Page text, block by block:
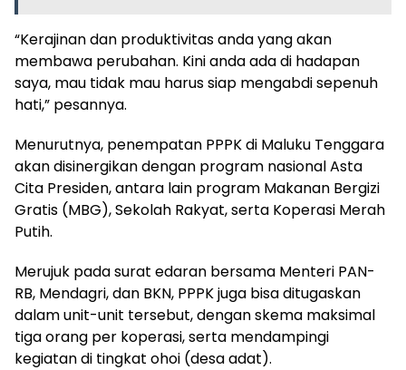
“Kerajinan dan produktivitas anda yang akan
membawa perubahan. Kini anda ada di hadapan
saya, mau tidak mau harus siap mengabdi sepenuh
hati,” pesannya.
Menurutnya, penempatan PPPK di Maluku Tenggara
akan disinergikan dengan program nasional Asta
Cita Presiden, antara lain program Makanan Bergizi
Gratis (MBG), Sekolah Rakyat, serta Koperasi Merah
Putih.
Merujuk pada surat edaran bersama Menteri PAN-
RB, Mendagri, dan BKN, PPPK juga bisa ditugaskan
dalam unit-unit tersebut, dengan skema maksimal
tiga orang per koperasi, serta mendampingi
kegiatan di tingkat ohoi (desa adat).